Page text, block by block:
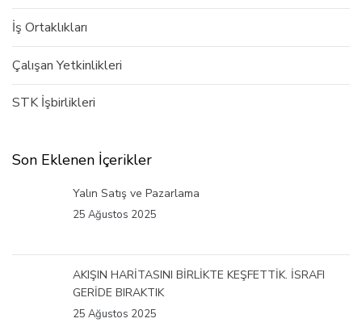
İş Ortaklıkları
Çalışan Yetkinlikleri
STK İşbirlikleri
Son Eklenen İçerikler
Yalın Satış ve Pazarlama
25 Ağustos 2025
AKIŞIN HARİTASINI BİRLİKTE KEŞFETTİK. İSRAFI
GERİDE BIRAKTIK
25 Ağustos 2025